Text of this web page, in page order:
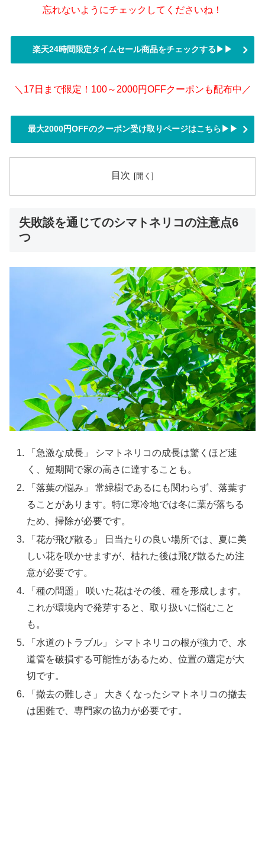
忘れないようにチェックしてくださいね！
楽天24時間限定タイムセール商品をチェックする▶▶
＼17日まで限定！100～2000円OFFクーポンも配布中／
最大2000円OFFのクーポン受け取りページはこちら▶▶
目次
失敗談を通じてのシマトネリコの注意点6
つ
「急激な成長」 シマトネリコの成長は驚くほど速
く、短期間で家の高さに達することも。
「落葉の悩み」 常緑樹であるにも関わらず、落葉す
ることがあります。特に寒冷地では冬に葉が落ちる
ため、掃除が必要です。
「花が飛び散る」 日当たりの良い場所では、夏に美
しい花を咲かせますが、枯れた後は飛び散るため注
意が必要です。
「種の問題」 咲いた花はその後、種を形成します。
これが環境内で発芽すると、取り扱いに悩むこと
も。
「水道のトラブル」 シマトネリコの根が強力で、水
道管を破損する可能性があるため、位置の選定が大
切です。
「撤去の難しさ」 大きくなったシマトネリコの撤去
は困難で、専門家の協力が必要です。